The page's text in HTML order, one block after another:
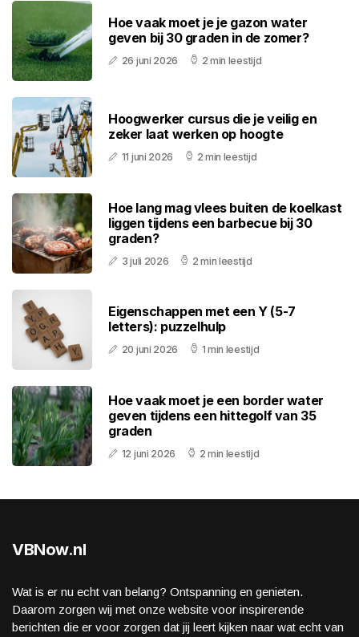
Hoe vaak moet je je gazon water
geven bij 30 graden in de zomer?
26 juni 2026 2 min leestijd
Hoogwerker cursus die je veilig en
zeker laat werken op hoogte
11 juni 2026 2 min leestijd
Hoe lang mag vlees buiten de koelkast
liggen tijdens een barbecue bij 30
graden?
3 juli 2026 2 min leestijd
Eigenschappen met een Y (5-7
letters): puzzelhulp
20 juni 2026 1 min leestijd
Hoe vaak moet je een border water
geven tijdens een hittegolf van 35
graden
12 juni 2026 2 min leestijd
VBNow.nl
Wat is er nu echt van belang? Ontspanning en genieten.
Daarom zorgen wij met onze website voor inspirerende
berichten die er voor zorgen dat jij leert kijken naar wat echt van